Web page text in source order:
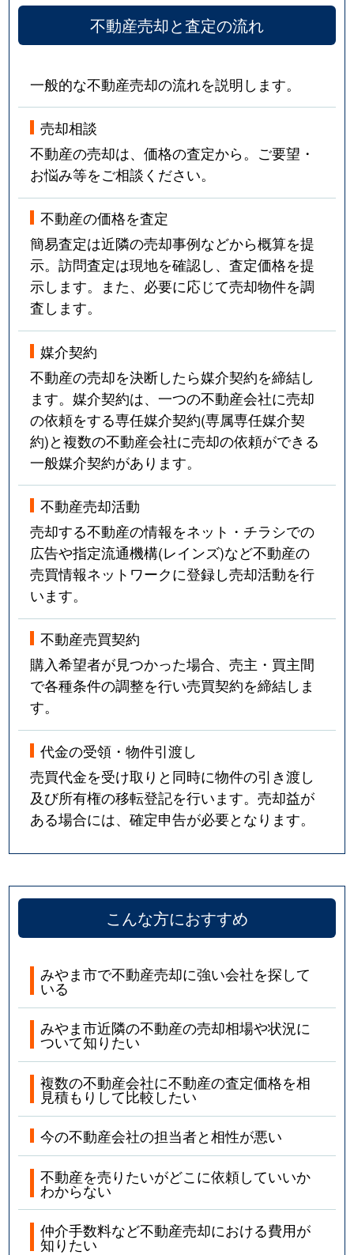
不動産売却と査定の流れ
一般的な不動産売却の流れを説明します。
売却相談
不動産の売却は、価格の査定から。ご要望・
お悩み等をご相談ください。
不動産の価格を査定
簡易査定は近隣の売却事例などから概算を提
示。訪問査定は現地を確認し、査定価格を提
示します。また、必要に応じて売却物件を調
査します。
媒介契約
不動産の売却を決断したら媒介契約を締結し
ます。媒介契約は、一つの不動産会社に売却
の依頼をする専任媒介契約(専属専任媒介契
約)と複数の不動産会社に売却の依頼ができる
一般媒介契約があります。
不動産売却活動
売却する不動産の情報をネット・チラシでの
広告や指定流通機構(レインズ)など不動産の
売買情報ネットワークに登録し売却活動を行
います。
不動産売買契約
購入希望者が見つかった場合、売主・買主間
で各種条件の調整を行い売買契約を締結しま
す。
代金の受領・物件引渡し
売買代金を受け取りと同時に物件の引き渡し
及び所有権の移転登記を行います。売却益が
ある場合には、確定申告が必要となります。
こんな方におすすめ
みやま市で不動産売却に強い会社を探して
いる
みやま市近隣の不動産の売却相場や状況に
ついて知りたい
複数の不動産会社に不動産の査定価格を相
見積もりして比較したい
今の不動産会社の担当者と相性が悪い
不動産を売りたいがどこに依頼していいか
わからない
仲介手数料など不動産売却における費用が
知りたい